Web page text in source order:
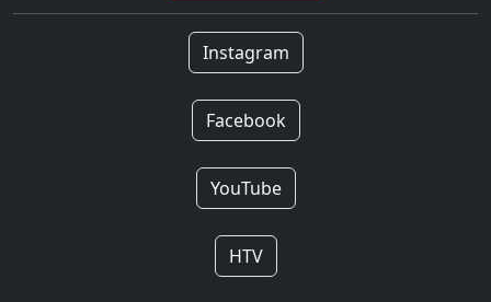
Instagram
Facebook
YouTube
HTV